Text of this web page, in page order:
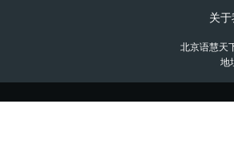
关
北京语慧天
地